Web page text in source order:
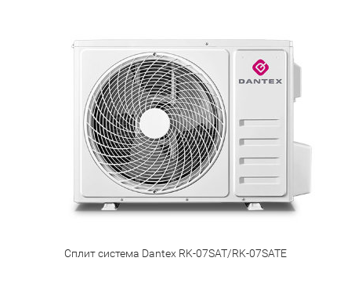
Сплит система Dantex RK-07SAT/RK-07SATE